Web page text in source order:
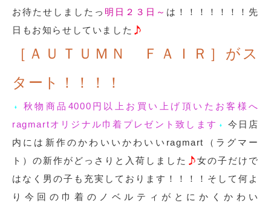
お待たせしましたっ 明日２３日～ は！！！！！！！先
日もお知らせしていました
［ＡＵＴＵＭＮ ＦＡＩＲ］がス
タート！！！！
秋物商品4000円以上お買い上げ頂いたお客様へ
ragmartオリジナル巾着プレゼント致します
今日店
内には新作のかわいいかわいいragmart（ラグマー
ト）の新作がどっさりと入荷しました
女の子だけで
はなく男の子も充実しております！！！！そして何よ
り今回の巾着のノベルティがとにかくかわい